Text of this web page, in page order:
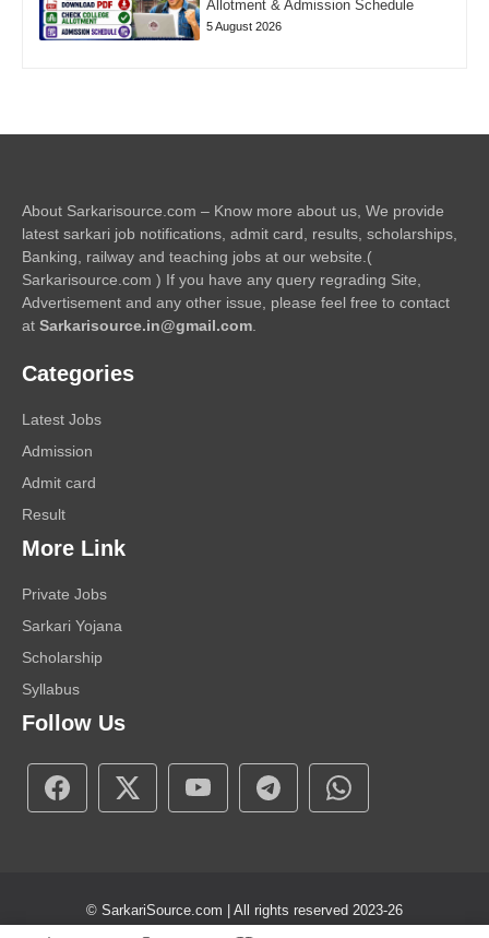
Allotment & Admission Schedule
5 August 2026
About Sarkarisource.com – Know more about us, We provide
latest sarkari job notifications, admit card, results, scholarships,
Banking, railway and teaching jobs at our website.(
Sarkarisource.com ) If you have any query regrading Site,
Advertisement and any other issue, please feel free to contact
at Sarkarisource.in@gmail.com
Categories
Latest Jobs
Admission
Admit card
Result
More Link
Private Jobs
Sarkari Yojana
Scholarship
Syllabus
Follow Us
© SarkariSource.com | All rights reserved 2023-26